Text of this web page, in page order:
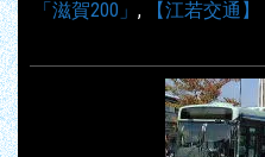
「滋賀200」 , 【江若交通】